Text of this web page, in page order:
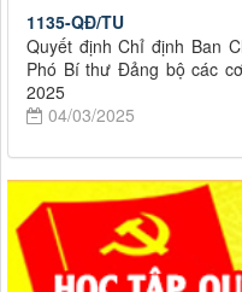
1135-QĐ/TU
Quyết định Chỉ định Ban
Phó Bí thư Đảng bộ các
2025
04/03/2025